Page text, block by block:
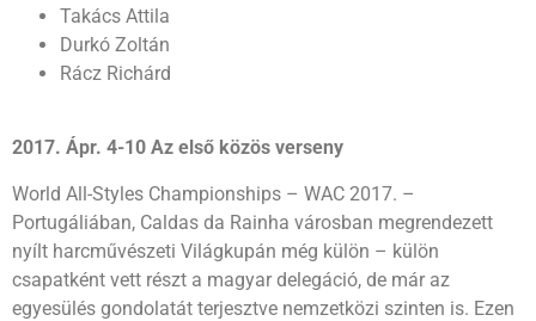
Takács Attila
Durkó Zoltán
Rácz Richárd
2017. Ápr. 4-10 Az első közös verseny
World All-Styles Championships – WAC 2017. –
Portugáliában, Caldas da Rainha városban megrendezett
nyílt harcművészeti Világkupán még külön – külön
csapatként vett részt a magyar delegáció, de már az
egyesülés gondolatát terjesztve nemzetközi szinten is. Ezen